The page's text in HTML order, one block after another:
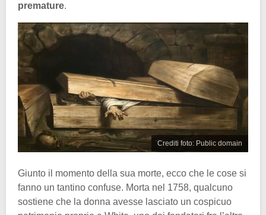
premature.
Crediti foto: Public domain
Giunto il momento della sua morte, ecco che le cose si
fanno un tantino confuse. Morta nel 1758, qualcuno
sostiene che la donna avesse lasciato un cospicuo